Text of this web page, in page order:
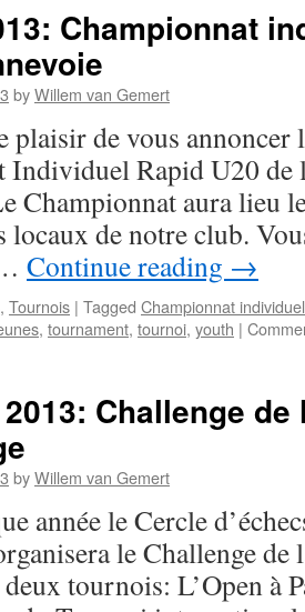
Chess
Championnat
byWillem van Gemert
plaisir de vous annoncer
Individuel Rapid U20
Championnat aura lieu
locaux de notre club.
Continue reading →
, Tournois | Tagged Championnat
, tournament, tournoi, youth |
Challenge
byWillem van Gemert
année le Cercle
le Challenge
tournois: L’Open à